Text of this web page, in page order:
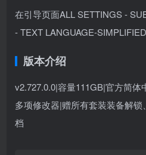
在引导页面ALL SETTINGS -
- TEXT LANGUAGE-
版本介绍
v2.727.0.0|容量111GB|官方简体
多项修改器|赠所有套装装备解
档